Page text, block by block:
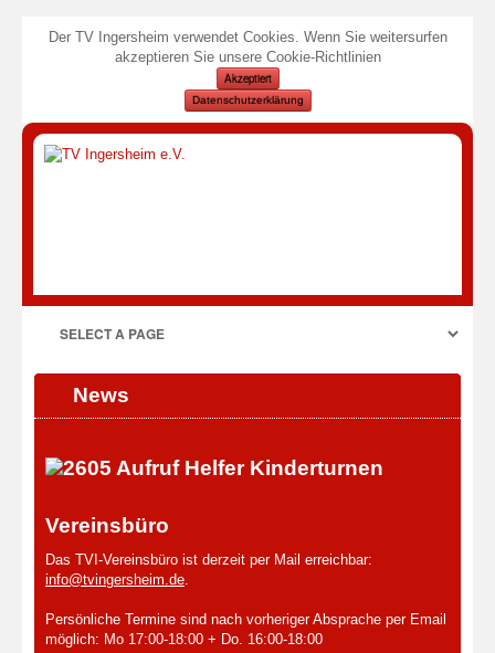
Der TV Ingersheim verwendet Cookies. Wenn Sie weitersurfen
akzeptieren Sie unsere Cookie-Richtlinien
Akzeptiert
Datenschutzerklärung
News
Vereinsbüro
Das TVI-Vereinsbüro ist derzeit per Mail erreichbar:
info@tvingersheim.de.
Persönliche Termine sind nach vorheriger Absprache per Email
möglich: Mo 17:00-18:00 + Do. 16:00-18:00